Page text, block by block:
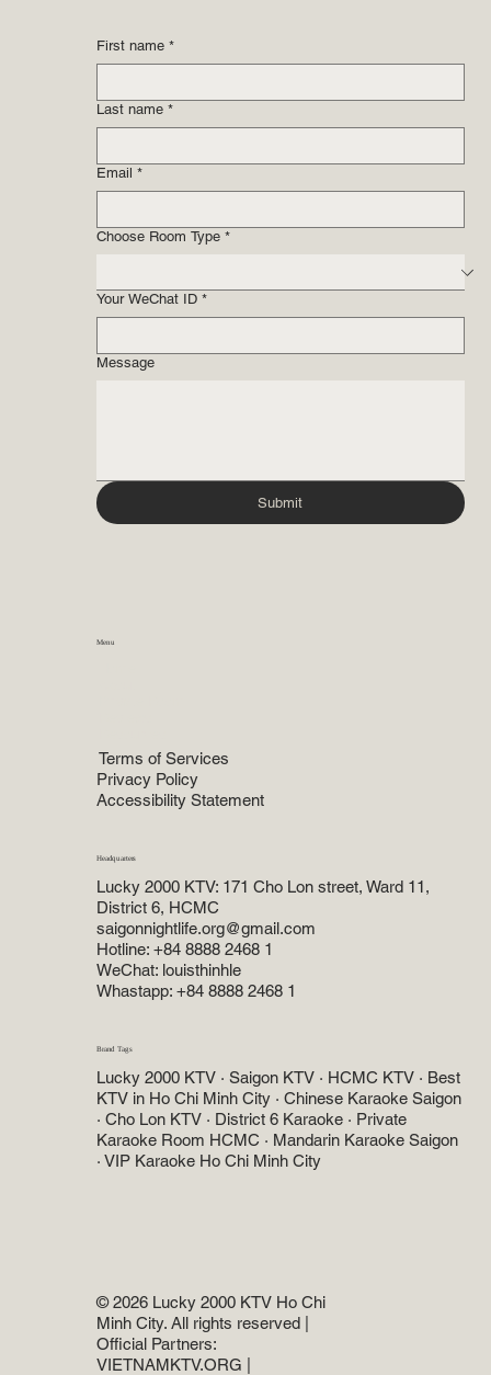
First name *
Last name *
Email *
Choose Room Type *
Your WeChat ID *
Message
Submit
Menu
Terms of Services
Privacy Policy
Accessibility Statement
Headquarters
Lucky 2000 KTV: 171 Cho Lon street, Ward 11,
District 6, HCMC
saigonnightlife.org@gmail.com
Hotline: +84 8888 2468 1
WeChat: louisthinhle
Whastapp: +84 8888 2468 1
Brand Tags
Lucky 2000 KTV · Saigon KTV · HCMC KTV · Best
KTV in Ho Chi Minh City · Chinese Karaoke Saigon
· Cho Lon KTV · District 6 Karaoke · Private
Karaoke Room HCMC · Mandarin Karaoke Saigon
· VIP Karaoke Ho Chi Minh City
© 2026 Lucky 2000 KTV Ho Chi
Minh City. All rights reserved |
Official Partners:
VIETNAMKTV.ORG